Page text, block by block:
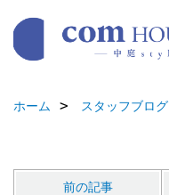
ホーム スタッフブログ
前の記事